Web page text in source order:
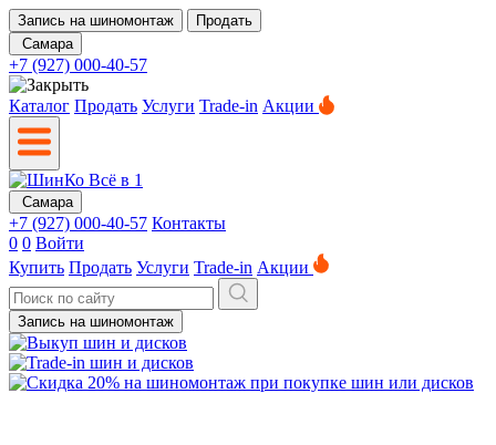
Запись на шиномонтаж
Продать
Самара
+7 (927) 000-40-57
Каталог Продать Услуги Trade-in Акции
Самара
+7 (927) 000-40-57 Контакты
0 0 Войти
Купить Продать Услуги Trade-in Акции
Запись на шиномонтаж